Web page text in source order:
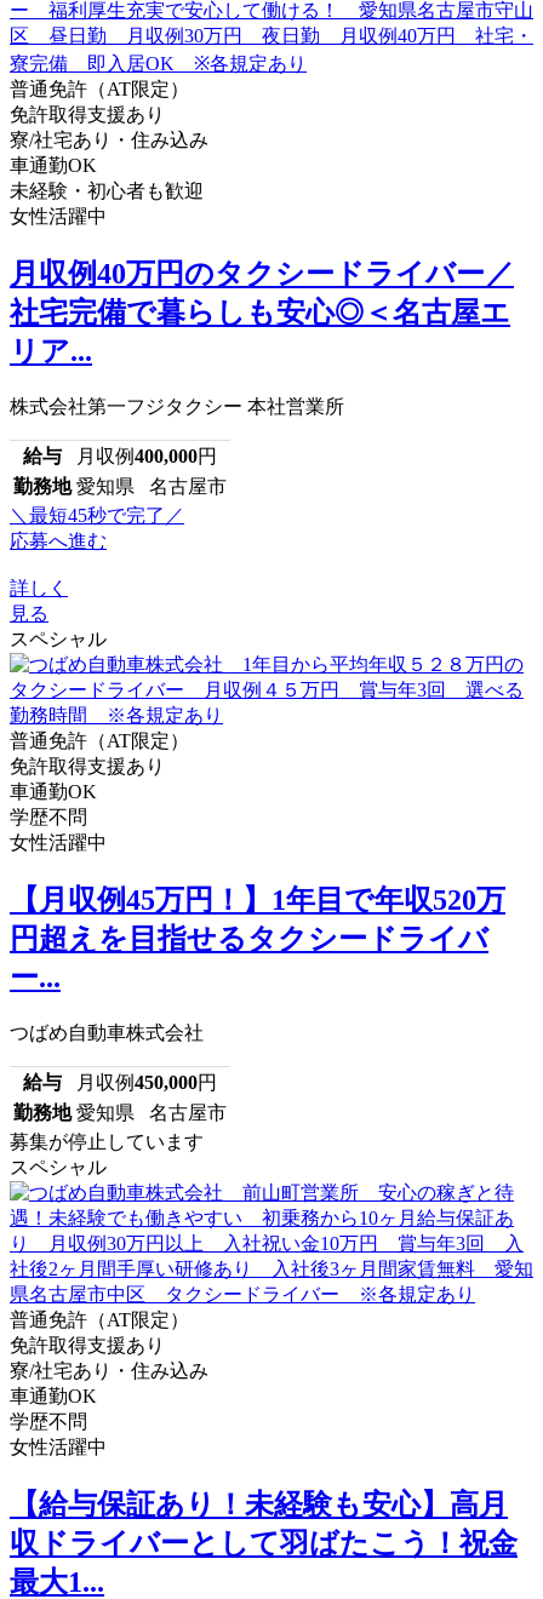
普通免許（AT限定）
免許取得支援あり
寮/社宅あり・住み込み
車通勤OK
未経験・初心者も歓迎
女性活躍中
月収例40万円のタクシードライバー／
社宅完備で暮らしも安心◎＜名古屋エ
リア...
株式会社第一フジタクシー 本社営業所
給与 月収例400,000円
勤務地 愛知県 名古屋市
＼最短45秒で完了／
応募へ進む
詳しく
見る
スペシャル
普通免許（AT限定）
免許取得支援あり
車通勤OK
学歴不問
女性活躍中
【月収例45万円！】1年目で年収520万
円超えを目指せるタクシードライバ
ー...
つばめ自動車株式会社
給与 月収例450,000円
勤務地 愛知県 名古屋市
募集が停止しています
スペシャル
普通免許（AT限定）
免許取得支援あり
寮/社宅あり・住み込み
車通勤OK
学歴不問
女性活躍中
【給与保証あり！未経験も安心】高月
収ドライバーとして羽ばたこう！祝金
最大1...